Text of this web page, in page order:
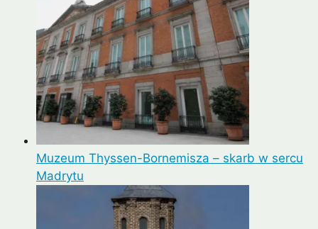
Muzeum Thyssen-Bornemisza – skarb w sercu
Madrytu